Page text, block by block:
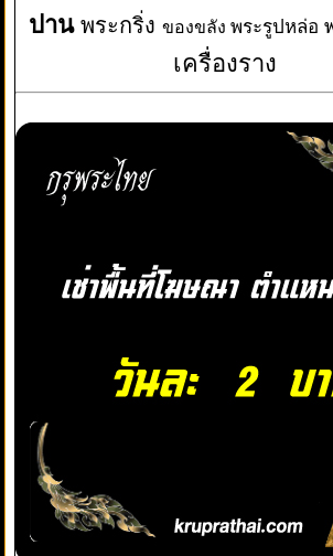
ปาน พระกริ่ง ของขลัง พระรูปหล่อ
เครื่องราง